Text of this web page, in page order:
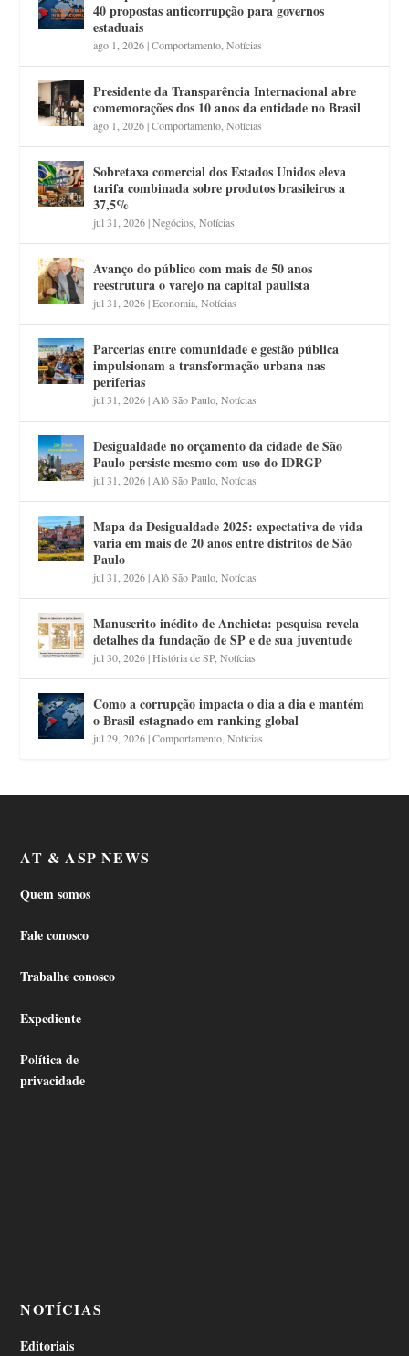
40 propostas anticorrupção para governos
estaduais
ago 1, 2026|Comportamento ,Notícias
Presidente da Transparência Internacional abre
comemorações dos 10 anos da entidade no Brasil
ago 1, 2026|Comportamento ,Notícias
Sobretaxa comercial dos Estados Unidos eleva
tarifa combinada sobre produtos brasileiros a
37,5%
jul 31, 2026|Negócios ,Notícias
Avanço do público com mais de 50 anos
reestrutura o varejo na capital paulista
jul 31, 2026|Economia ,Notícias
Parcerias entre comunidade e gestão pública
impulsionam a transformação urbana nas
periferias
jul 31, 2026| Alô São Paulo ,Notícias
Desigualdade no orçamento da cidade de São
Paulo persiste mesmo com uso do IDRGP
jul 31, 2026| Alô São Paulo ,Notícias
Mapa da Desigualdade 2025: expectativa de vida
varia em mais de 20 anos entre distritos de São
Paulo
jul 31, 2026| Alô São Paulo ,Notícias
Manuscrito inédito de Anchieta: pesquisa revela
detalhes da fundação de SP e de sua juventude
jul 30, 2026|História de SP,Notícias
Como a corrupção impacta o dia a dia e mantém
o Brasil estagnado em ranking global
jul 29, 2026|Comportamento ,Notícias
AT & ASP NEWS
Quem somos
Fale conosco
Trabalhe conosco
Expediente
Política de
privacidade
NOTÍCIAS
Editoriais